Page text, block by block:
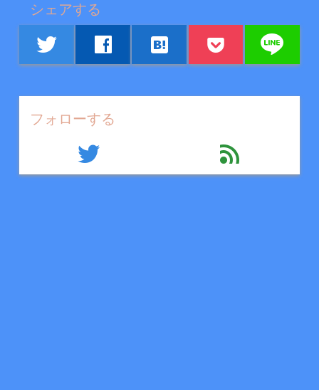
シェアする
twitter facebook hatenabookmark line
フォローする
twitter feed